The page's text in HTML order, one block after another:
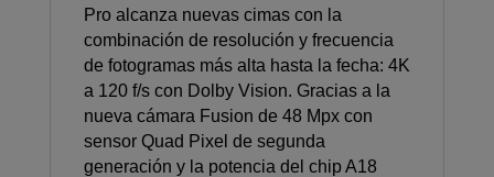
Pro alcanza nuevas cimas con la
combinación de resolución y frecuencia
de fotogramas más alta hasta la fecha: 4K
a 120 f/s con Dolby Vision. Gracias a la
nueva cámara Fusion de 48 Mpx con
sensor Quad Pixel de segunda
generación y la potencia del chip A18